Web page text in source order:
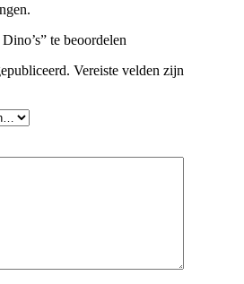
te beoordelen
Vereiste velden zijn